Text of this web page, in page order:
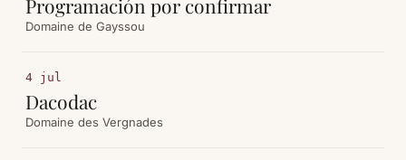
Programación por confirmar
Domaine de Gayssou
4 jul
Dacodac
Domaine des Vergnades